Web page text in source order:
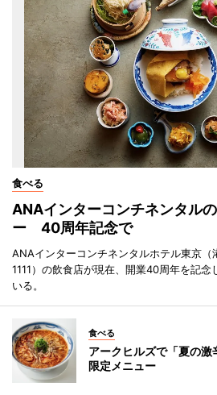
食べる
ANAインターコンチネンタル
ー 40周年記念で
ANAインターコンチネンタルホテル東京
1111）の飲食店が現在、開業40周年を記
いる。
食べる
アークヒルズで「夏の
限定メニュー